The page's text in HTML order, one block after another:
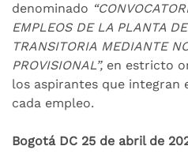
denominado
EMPLEOS DE LA PLANTA
TRANSITORIA MEDIANTE
PROVISIONAL”, en estricto
los aspirantes que
cada empleo.
Bogotá DC 25 de abril de